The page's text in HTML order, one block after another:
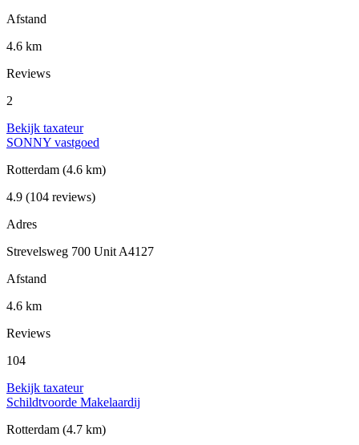
Afstand
4.6 km
Reviews
2
Bekijk taxateur
SONNY vastgoed
Rotterdam (4.6 km)
4.9 (104 reviews)
Adres
Strevelsweg 700 Unit A4127
Afstand
4.6 km
Reviews
104
Bekijk taxateur
Schildtvoorde Makelaardij
Rotterdam (4.7 km)